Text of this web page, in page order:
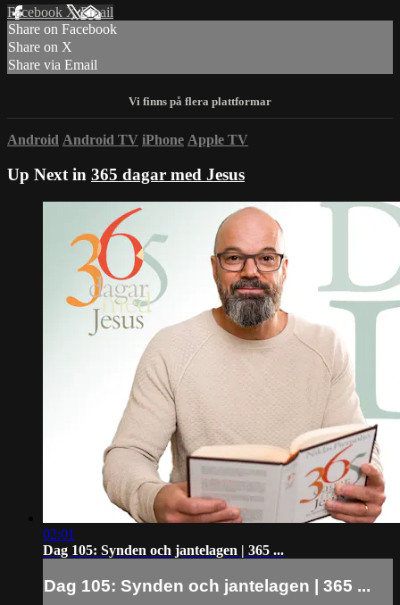
Facebook XEmail
Share on Facebook
Share on X
Share via Email
Android Android TV iPhone Apple TV
Up Next in 365 dagar med Jesus
02:01
Dag 105: Synden och jantelagen | 365 ...
Dag 105: Synden och jantelagen | 365 ...